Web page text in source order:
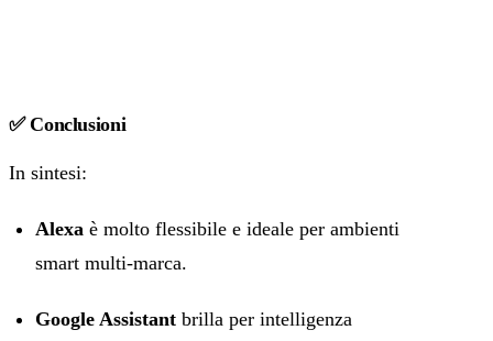
✅ Conclusioni
In sintesi:
Alexa è molto flessibile e ideale per ambienti
smart multi-marca.
Google Assistant brilla per intelligenza